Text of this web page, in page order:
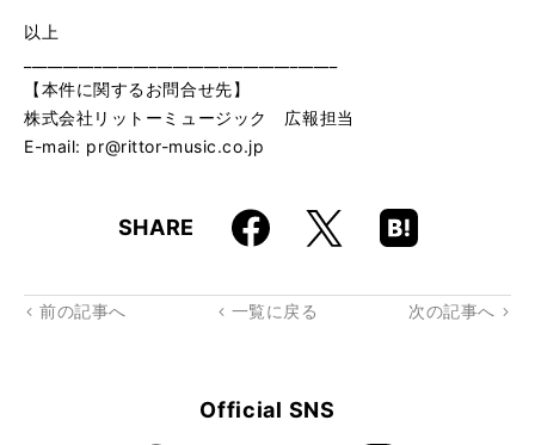
以上
【本件に関するお問合せ先】
株式会社リットーミュージック 広報担当
E-mail: pr@rittor-music.co.jp
SHARE Faceboo
k
X
Hatena
Boo
rk
前の記事へ 一覧に戻る 次の記事へ
Official SNS